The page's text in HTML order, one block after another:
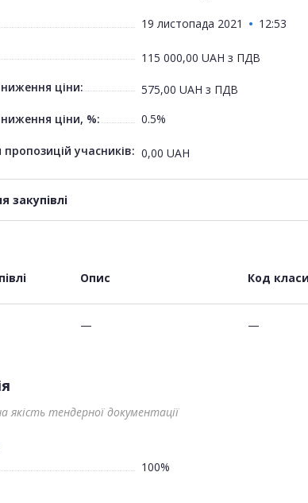
19 листопада 2021 12:53
115 000,00 UAH з ПДВ
ціни:
575,00 UAH з ПДВ
ціни, %:
0.5%
учасників: 0,00 UAH
закупівлі
Опис Код
— —
тендерної документації
100%